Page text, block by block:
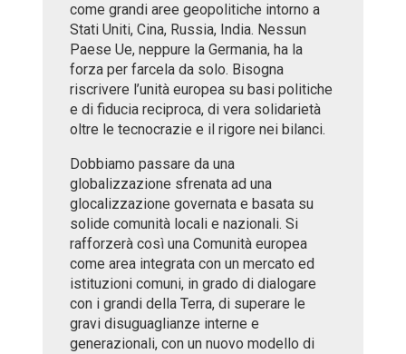
come grandi aree geopolitiche intorno a
Stati Uniti, Cina, Russia, India. Nessun
Paese Ue, neppure la Germania, ha la
forza per farcela da solo. Bisogna
riscrivere l’unità europea su basi politiche
e di fiducia reciproca, di vera solidarietà
oltre le tecnocrazie e il rigore nei bilanci.
Dobbiamo passare da una
globalizzazione sfrenata ad una
glocalizzazione governata e basata su
solide comunità locali e nazionali. Si
rafforzerà così una Comunità europea
come area integrata con un mercato ed
istituzioni comuni, in grado di dialogare
con i grandi della Terra, di superare le
gravi disuguaglianze interne e
generazionali, con un nuovo modello di